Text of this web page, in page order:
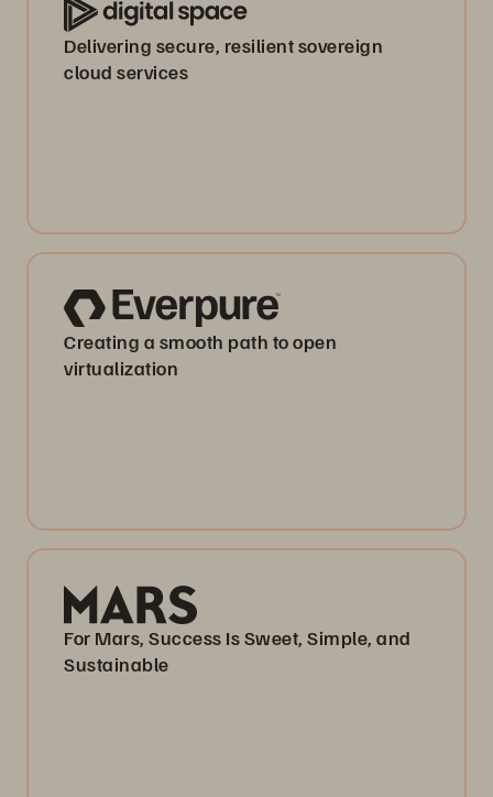
Delivering secure, resilient sovereign
cloud services
Creating a smooth path to open
virtualization
For Mars, Success Is Sweet, Simple, and
Sustainable